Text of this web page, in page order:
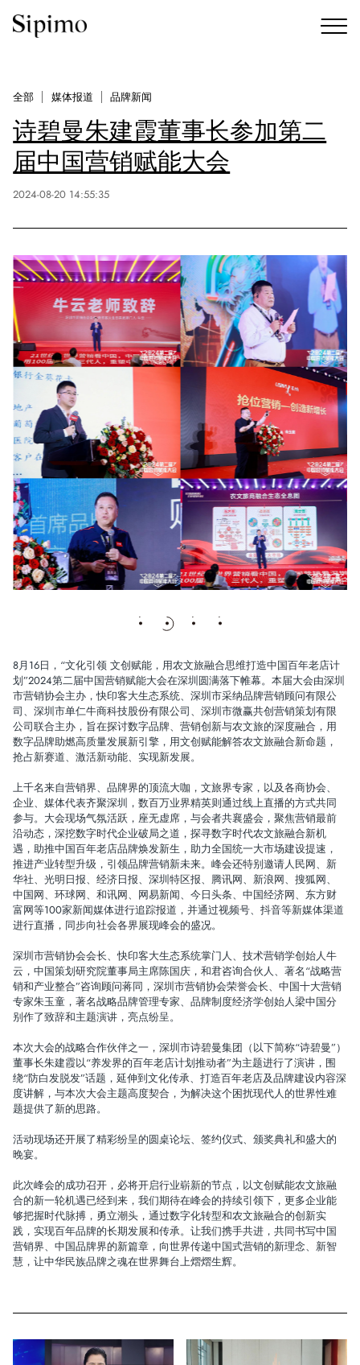
全部 媒体报道 品牌新闻
诗碧曼朱建霞董事长参加第二
届中国营销赋能大会
2024-08-20 14:55:35
8月16日，“文化引领 文创赋能，用农文旅融合思维打造中国百年老店计
划”2024第二届中国营销赋能大会在深圳圆满落下帷幕。本届大会由深圳
市营销协会主办，快印客大生态系统、深圳市采纳品牌营销顾问有限公
司、深圳市单仁牛商科技股份有限公司、深圳市微赢共创营销策划有限
公司联合主办，旨在探讨数字品牌、营销创新与农文旅的深度融合，用
数字品牌助燃高质量发展新引擎，用文创赋能解答农文旅融合新命题，
抢占新赛道、激活新动能、实现新发展。
上千名来自营销界、品牌界的顶流大咖，文旅界专家，以及各商协会、
企业、媒体代表齐聚深圳，数百万业界精英则通过线上直播的方式共同
参与。大会现场气氛活跃，座无虚席，与会者共襄盛会，聚焦营销最前
沿动态，深挖数字时代企业破局之道，探寻数字时代农文旅融合新机
遇，助推中国百年老店品牌焕发新生，助力全国统一大市场建设提速，
推进产业转型升级，引领品牌营销新未来。峰会还特别邀请人民网、新
华社、光明日报、经济日报、深圳特区报、腾讯网、新浪网、搜狐网、
中国网、环球网、和讯网、网易新闻、今日头条、中国经济网、东方财
富网等100家新闻媒体进行追踪报道，并通过视频号、抖音等新媒体渠道
进行直播，同步向社会各界展现峰会的盛况。
深圳市营销协会会长、快印客大生态系统掌门人、技术营销学创始人牛
云，中国策划研究院董事局主席陈国庆，和君咨询合伙人、著名“战略营
销和产业整合”咨询顾问蒋同，深圳市营销协会荣誉会长、中国十大营销
专家朱玉童，著名战略品牌管理专家、品牌制度经济学创始人梁中国分
别作了致辞和主题演讲，亮点纷呈。
本次大会的战略合作伙伴之一，深圳市诗碧曼集团（以下简称“诗碧曼”）
董事长朱建霞以“养发界的百年老店计划推动者”为主题进行了演讲，围
绕“防白发脱发”话题，延伸到文化传承、打造百年老店及品牌建设内容深
度讲解，与本次大会主题高度契合，为解决这个困扰现代人的世界性难
题提供了新的思路。‌
活动现场还开展了精彩纷呈的圆桌论坛、签约仪式、颁奖典礼和盛大的
晚宴。
此次峰会的成功召开，必将开启行业崭新的节点，以文创赋能农文旅融
合的新一轮机遇已经到来，我们期待在峰会的持续引领下，更多企业能
够把握时代脉搏，勇立潮头，通过数字化转型和农文旅融合的创新实
践，实现百年品牌的长期发展和传承。让我们携手共进，共同书写中国
营销界、中国品牌界的新篇章，向世界传递中国式营销的新理念、新智
慧，让中华民族品牌之魂在世界舞台上熠熠生辉。